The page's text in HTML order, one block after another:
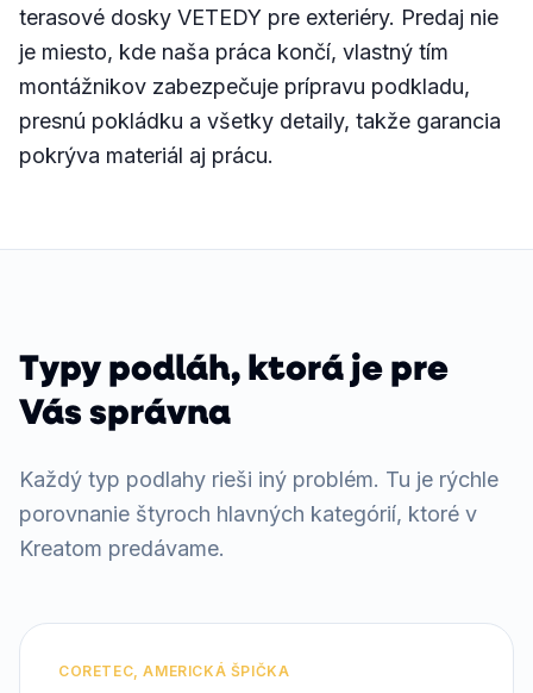
terasové dosky VETEDY pre exteriéry. Predaj nie
je miesto, kde naša práca končí, vlastný tím
montážnikov zabezpečuje prípravu podkladu,
presnú pokládku a všetky detaily, takže garancia
pokrýva materiál aj prácu.
Typy podláh, ktorá je pre
Vás správna
Každý typ podlahy rieši iný problém. Tu je rýchle
porovnanie štyroch hlavných kategórií, ktoré v
Kreatom predávame.
CORETEC, AMERICKÁ ŠPIČKA